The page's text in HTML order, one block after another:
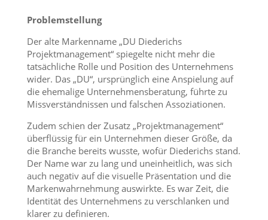
Problemstellung
Der alte Markenname „DU Diederichs
Projektmanagement“ spiegelte nicht mehr die
tatsächliche Rolle und Position des Unternehmens
wider. Das „DU“, ursprünglich eine Anspielung auf
die ehemalige Unternehmensberatung, führte zu
Missverständnissen und falschen Assoziationen.
Zudem schien der Zusatz „Projektmanagement“
überflüssig für ein Unternehmen dieser Größe, da
die Branche bereits wusste, wofür Diederichs stand.
Der Name war zu lang und uneinheitlich, was sich
auch negativ auf die visuelle Präsentation und die
Markenwahrnehmung auswirkte. Es war Zeit, die
Identität des Unternehmens zu verschlanken und
klarer zu definieren.